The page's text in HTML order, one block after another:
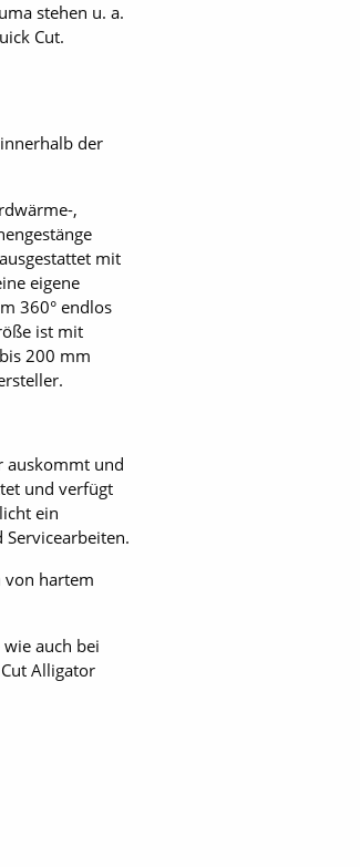
stehen u. a.
Cut.
der
,
mit
eigene
360° endlos
ist mit
200 mm
auskommt und
und verfügt
ein
von hartem
auch bei
Alligator